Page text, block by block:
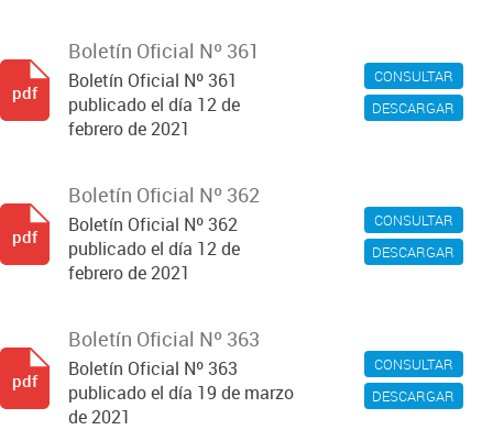
CONSULTAR
DESCARGAR
Boletín Oficial Nº 361
Boletín Oficial Nº 361
publicado el día 12 de
febrero de 2021
pdf
CONSULTAR
DESCARGAR
Boletín Oficial Nº 362
Boletín Oficial Nº 362
publicado el día 12 de
febrero de 2021
pdf
CONSULTAR
DESCARGAR
Boletín Oficial Nº 363
Boletín Oficial Nº 363
publicado el día 19 de marzo
de 2021
pdf